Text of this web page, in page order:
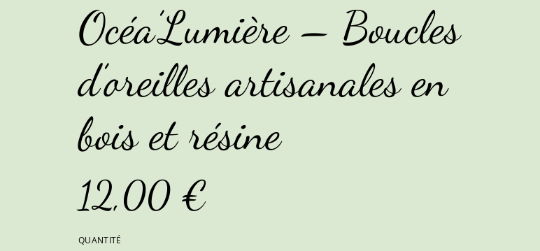
Océa’Lumière – Boucles
d’oreilles artisanales en
bois et résine
12,00 €
QUANTITÉ